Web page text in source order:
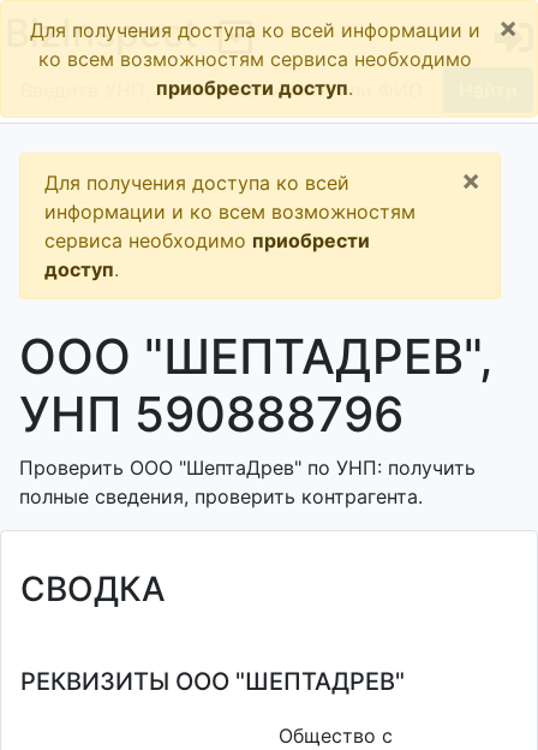
BizInspect
Для получения доступа ко всей информации и
ко всем возможностям сервиса необходимо
приобрести доступ.
×
Для получения доступа ко всей
информации и ко всем возможностям
сервиса необходимо приобрести
доступ.
×
ООО "ШЕПТАДРЕВ",
УНП 590888796
Проверить ООО "ШептаДрев" по УНП: получить
полные сведения, проверить контрагента.
СВОДКА
РЕКВИЗИТЫ ООО "ШЕПТАДРЕВ"
Общество с